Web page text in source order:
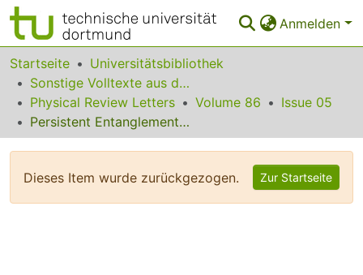
Anmelden
Bereiche & Sammlungen
Das gesamte Repositorium
Statistiken
Startseite
Universitätsbibliothek
Sonstige Volltexte aus dem Bibliotheksangebot
Physical Review Letters
Volume 86
Issue 05
Persistent Entanglement in Arrays of Interacting Particles
Dieses Item wurde zurückgezogen. Zur Startseite